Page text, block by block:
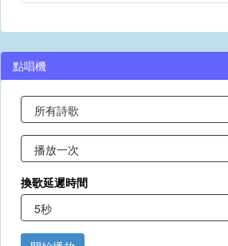
點唱機
換歌延遲時間